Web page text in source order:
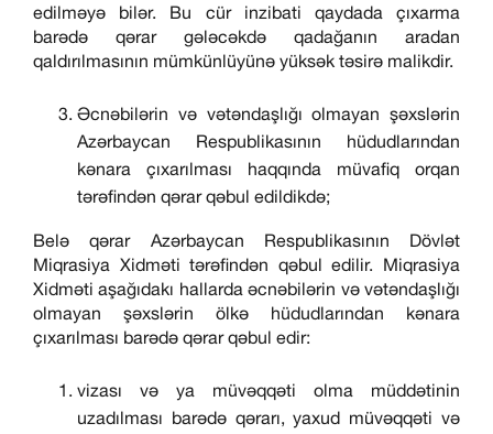
edilməyə bilər. Bu cür inzibati qaydada çıxarma
barədə qərar gələcəkdə qadağanın aradan
qaldırılmasının mümkünlüyünə yüksək təsirə malikdir.
Əcnəbilərin və vətəndaşlığı olmayan şəxslərin
Azərbaycan Respublikasının hüdudlarından
kənara çıxarılması haqqında müvafiq orqan
tərəfindən qərar qəbul edildikdə;
Belə qərar Azərbaycan Respublikasının Dövlət
Miqrasiya Xidməti tərəfindən qəbul edilir. Miqrasiya
Xidməti aşağıdakı hallarda əcnəbilərin və vətəndaşlığı
olmayan şəxslərin ölkə hüdudlarından kənara
çıxarılması barədə qərar qəbul edir:
vizası və ya müvəqqəti olma müddətinin
uzadılması barədə qərarı, yaxud müvəqqəti və